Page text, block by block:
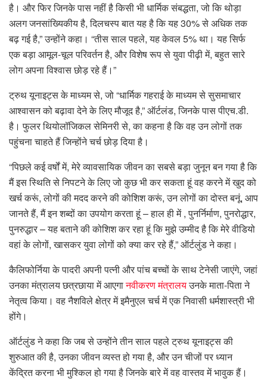
है। और फिर जिनके पास नहीं है किसी भी धार्मिक संबद्धता, जो कि थोड़ा
अलग जनसांख्यिकीय है, दिलचस्प बात यह है कि यह 30% से अधिक तक
बढ़ गई है,” उन्होंने कहा। “तीस साल पहले, यह केवल 5% था। यह सिर्फ
एक बड़ा आमूल-चूल परिवर्तन है, और विशेष रूप से युवा पीढ़ी में, बहुत सारे
लोग अपना विश्वास छोड़ रहे हैं।”
ट्रुथ यूनाइट्स के माध्यम से, जो “धार्मिक गहराई के माध्यम से सुसमाचार
आश्वासन को बढ़ावा देने के लिए मौजूद है,” ऑर्टलंड, जिनके पास पीएच.डी.
है। फुलर थियोलॉजिकल सेमिनरी से, का कहना है कि वह उन लोगों तक
पहुंचना चाहते हैं जिन्होंने चर्च छोड़ दिया है।
“पिछले कई वर्षों में, मेरे व्यावसायिक जीवन का सबसे बड़ा जुनून बन गया है कि
मैं इस स्थिति से निपटने के लिए जो कुछ भी कर सकता हूं वह करने में खुद को
खर्च करूं, लोगों की मदद करने की कोशिश करूं, उन लोगों का दोस्त बनूं, आप
जानते हैं, मैं इन शब्दों का उपयोग करता हूं – हाल ही में , पुनर्निर्माण, पुनरोद्धार,
पुनरुद्धार – यह बताने की कोशिश कर रहा हूं कि मुझे उम्मीद है कि मेरे वीडियो
वहां के लोगों, खासकर युवा लोगों को क्या कर रहे हैं,” ऑर्टलुंड ने कहा।
कैलिफोर्निया के पादरी अपनी पत्नी और पांच बच्चों के साथ टेनेसी जाएंगे, जहां
उनका मंत्रालय छत्रछाया में आएगानवीकरण मंत्रालयउनके माता-पिता ने
नेतृत्व किया। वह नैशविले क्षेत्र में इमैनुएल चर्च में एक निवासी धर्मशास्त्री भी
होंगे।
ऑर्टलुंड ने कहा कि जब से उन्होंने तीन साल पहले ट्रुथ यूनाइट्स की
शुरुआत की है, उनका जीवन व्यस्त हो गया है, और उन चीजों पर ध्यान
केंद्रित करना भी मुश्किल हो गया है जिनके बारे में वह वास्तव में भावुक हैं।